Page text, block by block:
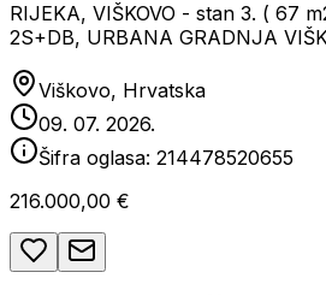
RIJEKA, VIŠKOVO - stan 3. ( 67
2S+DB, URBANA GRADNJA
Viškovo, Hrvatska
09. 07. 2026.
Šifra oglasa: 214478520655
216.000,00 €